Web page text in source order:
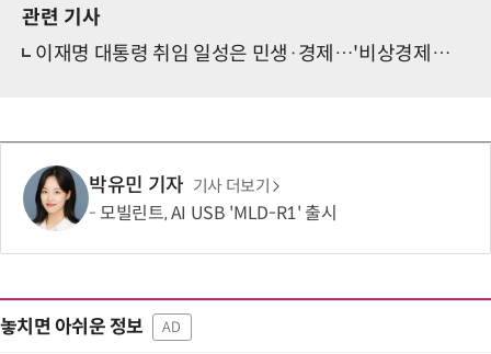
관련 기사
이재명 대통령 취임 일성은 민생·경제…'비상경제점검TF' 가동
박유민 기자 기사 더보기
모빌린트, AI USB 'MLD-R1' 출시
놓치면 아쉬운 정보 AD